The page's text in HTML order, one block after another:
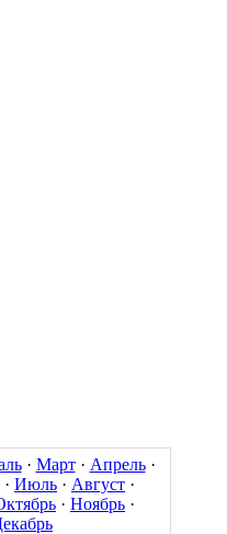
· Март· Апрель·
· Июль · Август ·
· Ноябрь ·